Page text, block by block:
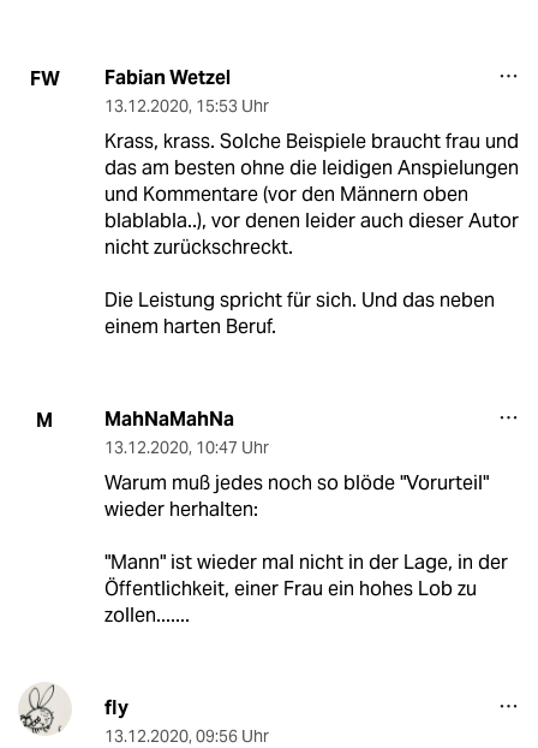
FW Fabian Wetzel
13.12.2020, 15:53 Uhr
Krass, krass. Solche Beispiele braucht frau und
das am besten ohne die leidigen Anspielungen
und Kommentare (vor den Männern oben
blablabla..), vor denen leider auch dieser Autor
nicht zurückschreckt.
Die Leistung spricht für sich. Und das neben
einem harten Beruf.
M MahNaMahNa
13.12.2020, 10:47 Uhr
Warum muß jedes noch so blöde "Vorurteil"
wieder herhalten:
"Mann" ist wieder mal nicht in der Lage, in der
Öffentlichkeit, einer Frau ein hohes Lob zu
zollen.......
fly
13.12.2020, 09:56 Uhr